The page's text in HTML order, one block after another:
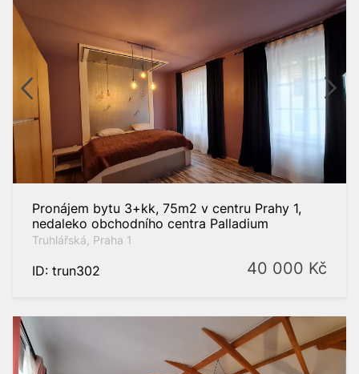
Pronájem bytu 3+kk, 75m2 v centru Prahy 1,
nedaleko obchodního centra Palladium
Truhlářská, Praha 1
ID: trun302 40 000 Kč